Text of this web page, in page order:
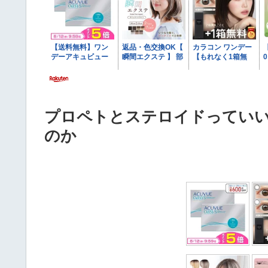
プロペトとステロイドってい
のか